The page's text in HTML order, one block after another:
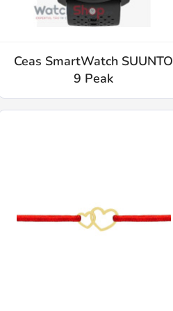
Ceas SmartWatch SUUNTO
9 Peak